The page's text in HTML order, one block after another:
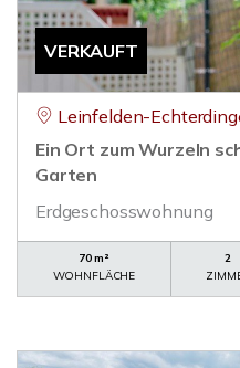
VERKAUFT
Leinfelden-
Ein Ort zum Wurzeln
Garten
Erdgeschosswohnung
70 m²
WOHNFLÄCHE
2